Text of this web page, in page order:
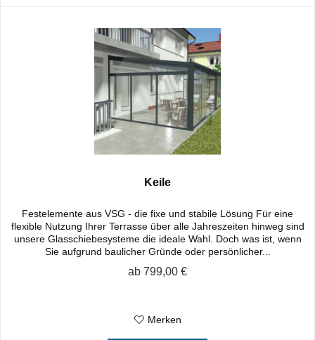
Keile
Festelemente aus VSG - die fixe und stabile Lösung Für eine
flexible Nutzung Ihrer Terrasse über alle Jahreszeiten hinweg sind
unsere Glasschiebesysteme die ideale Wahl. Doch was ist, wenn
Sie aufgrund baulicher Gründe oder persönlicher...
ab 799,00 €
Merken